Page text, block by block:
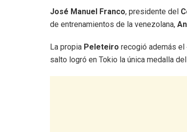
José Manuel Franco, presidente del
de entrenamientos de la venezolana,
La propia Peleteiro recogió además el
salto logró en Tokio la única medalla